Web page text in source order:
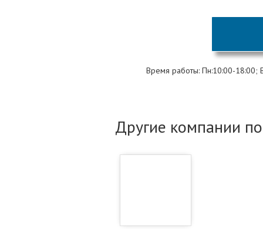
Время работы: Пн:10:00-18:00;
Другие компании